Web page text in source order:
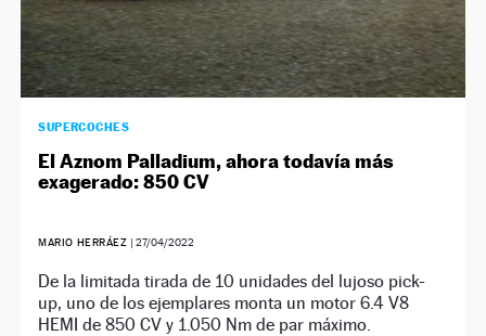
SUPERCOCHES
El Aznom Palladium, ahora todavía más
exagerado: 850 CV
MARIO HERRÁEZ | 27/04/2022
De la limitada tirada de 10 unidades del lujoso pick-
up, uno de los ejemplares monta un motor 6.4 V8
HEMI de 850 CV y 1.050 Nm de par máximo.